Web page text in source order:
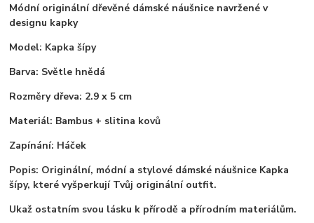
Módní originální dřevěné dámské náušnice navržené v
designu kapky
Model: Kapka šípy
Barva: Světle hnědá
Rozměry dřeva: 2.9 x 5 cm
Materiál: Bambus + slitina kovů
Zapínání: Háček
Popis: Originální, módní a stylové dámské náušnice Kapka
šípy, které vyšperkují Tvůj originální outfit.
Ukaž ostatním svou lásku k přírodě a přírodním materiálům.